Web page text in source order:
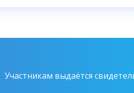
Участникам выдаётся